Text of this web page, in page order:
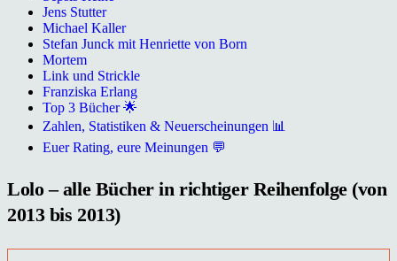
Jens Stutter
Michael Kaller
Stefan Junck mit Henriette von Born
Mortem
Link und Strickle
Franziska Erlang
Top 3 Bücher 🌟
Zahlen, Statistiken & Neuerscheinungen 📊
Euer Rating, eure Meinungen 💬
Lolo – alle Bücher in richtiger Reihenfolge (von
2013 bis 2013)